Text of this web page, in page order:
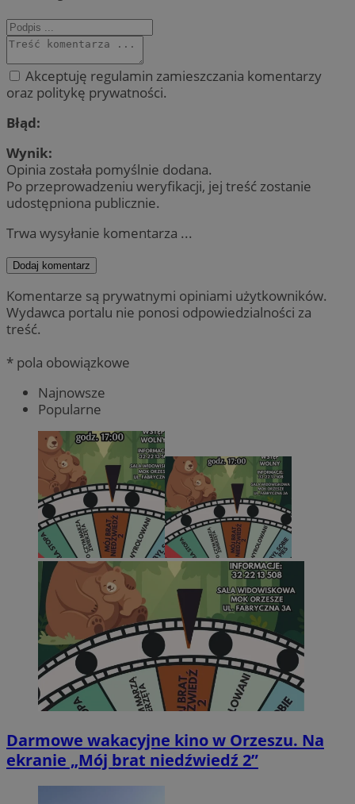
Akceptuję regulamin zamieszczania komentarzy
oraz politykę prywatności.
Błąd:
Wynik:
Opinia została pomyślnie dodana.
Po przeprowadzeniu weryfikacji, jej treść zostanie
udostępniona publicznie.
Trwa wysyłanie komentarza ...
Dodaj komentarz
Komentarze są prywatnymi opiniami użytkowników.
Wydawca portalu nie ponosi odpowiedzialności za
treść.
* pola obowiązkowe
Najnowsze
Popularne
Darmowe wakacyjne kino w Orzeszu. Na
ekranie „Mój brat niedźwiedź 2”